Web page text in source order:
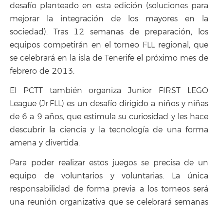
desafío planteado en esta edición (soluciones para
mejorar la integración de los mayores en la
sociedad). Tras 12 semanas de preparación, los
equipos competirán en el torneo FLL regional, que
se celebrará en la isla de Tenerife el próximo mes de
febrero de 2013.
El PCTT también organiza Junior FIRST LEGO
League (Jr.FLL) es un desafío dirigido a niños y niñas
de 6 a 9 años, que estimula su curiosidad y les hace
descubrir la ciencia y la tecnología de una forma
amena y divertida.
Para poder realizar estos juegos se precisa de un
equipo de voluntarios y voluntarias. La única
responsabilidad de forma previa a los torneos será
una reunión organizativa que se celebrará semanas